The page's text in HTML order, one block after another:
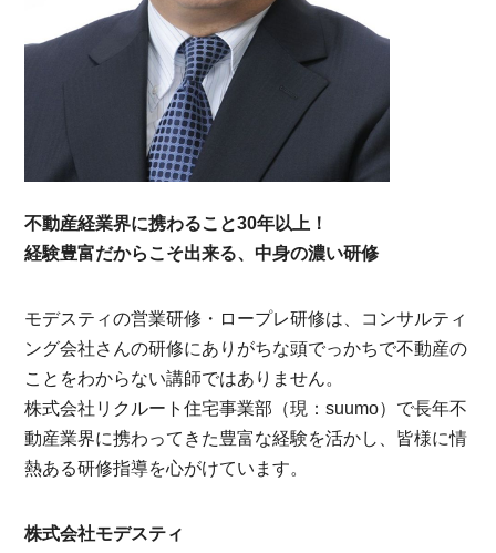
不動産経業界に携わること30年以上！
経験豊富だからこそ出来る、中身の濃い研修
モデスティの営業研修・ロープレ研修は、コンサルティ
ング会社さんの研修にありがちな頭でっかちで不動産の
ことをわからない講師ではありません。
株式会社リクルート住宅事業部（現：suumo）で長年不
動産業界に携わってきた豊富な経験を活かし、皆様に情
熱ある研修指導を心がけています。
株式会社モデスティ